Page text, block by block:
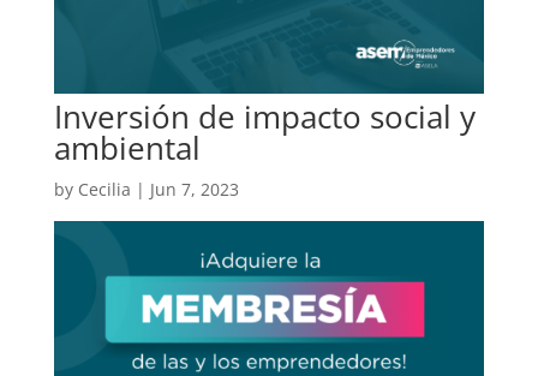
Inversión de impacto social y
ambiental
by Cecilia | Jun 7, 2023